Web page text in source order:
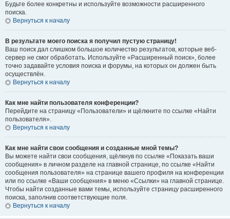
Будьте более конкретны и используйте возможности расширенного
поиска.
Вернуться к началу
В результате моего поиска я получил пустую страницу!
Ваш поиск дал слишком большое количество результатов, которые веб-
сервер не смог обработать. Используйте «Расширенный поиск», более
точно задавайте условия поиска и форумы, на которых он должен быть
осуществлён.
Вернуться к началу
Как мне найти пользователя конференции?
Перейдите на страницу «Пользователи» и щёлкните по ссылке «Найти
пользователя».
Вернуться к началу
Как мне найти свои сообщения и созданные мной темы?
Вы можете найти свои сообщения, щёлкнув по ссылке «Показать ваши
сообщения» в личном разделе на главной странице, по ссылке «Найти
сообщения пользователя» на странице вашего профиля на конференции
или по ссылке «Ваши сообщения» в меню «Ссылки» на главной странице.
Чтобы найти созданные вами темы, используйте страницу расширенного
поиска, заполнив соответствующие поля.
Вернуться к началу